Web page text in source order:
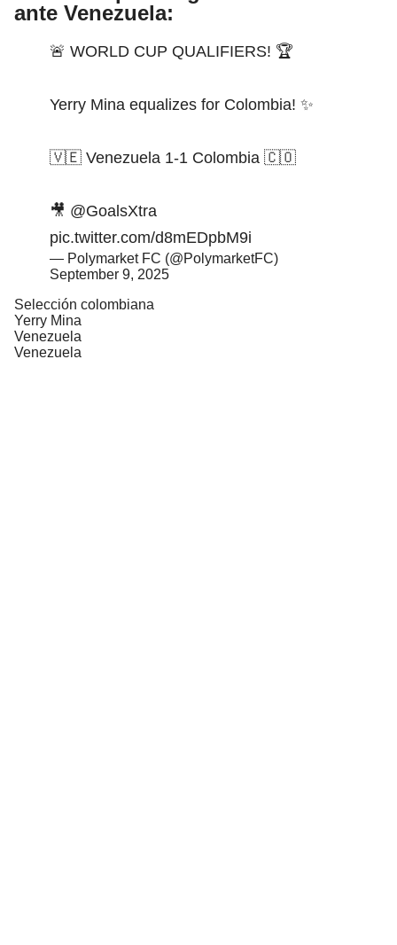
ante Venezuela:
🚨 WORLD CUP QUALIFIERS! 🏆
Yerry Mina equalizes for Colombia! ✨
🇻🇪 Venezuela 1-1 Colombia 🇨🇴
🎥 @GoalsXtra
pic.twitter.com/d8mEDpbM9i
— Polymarket FC (@PolymarketFC)
September 9, 2025
Selección colombiana
Yerry Mina
Venezuela
Venezuela